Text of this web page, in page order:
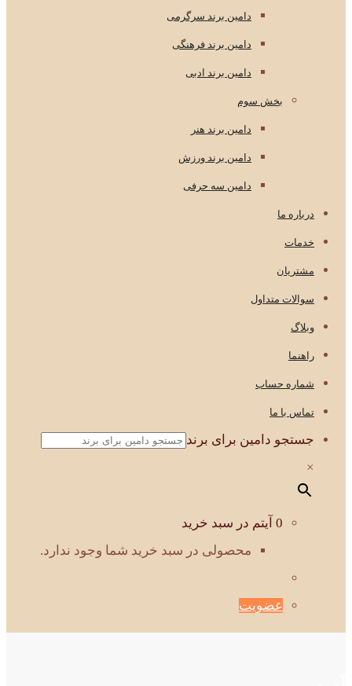
دامین برند سرگرمی
دامین برند فرهنگی
دامین برند ادبی
بخش سوم
دامین برند هنر
دامین برند ورزش
دامین سه حرفی
درباره ما
خدمات
مشتریان
سوالات متداول
وبلاگ
راهنما
شماره حساب
تماس با ما
جستجو دامین برای برند
×
0 آیتم در سبد خرید
محصولی در سبد خرید شما وجود ندارد.
عضویت